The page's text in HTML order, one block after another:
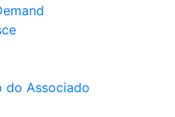
do Associado